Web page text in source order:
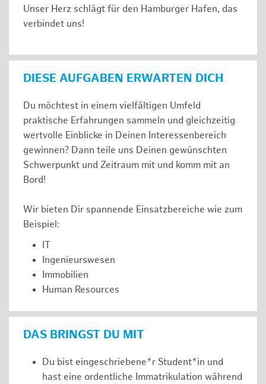
Unser Herz schlägt für den Hamburger Hafen, das
verbindet uns!
DIESE AUFGABEN ERWARTEN DICH
Du möchtest in einem vielfältigen Umfeld
praktische Erfahrungen sammeln und gleichzeitig
wertvolle Einblicke in Deinen Interessenbereich
gewinnen? Dann teile uns Deinen gewünschten
Schwerpunkt und Zeitraum mit und komm mit an
Bord!
Wir bieten Dir spannende Einsatzbereiche wie zum
Beispiel:
IT
Ingenieurswesen
Immobilien
Human Resources
DAS BRINGST DU MIT
Du bist eingeschriebene*r Student*in und
hast eine ordentliche Immatrikulation während